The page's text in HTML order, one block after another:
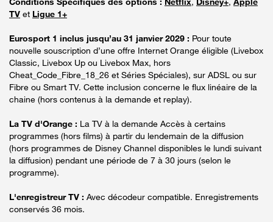
TV et Ligue 1+
Eurosport 1 inclus jusqu’au 31 janvier 2029 : Pour toute
nouvelle souscription d’une offre Internet Orange éligible (Livebox
Classic, Livebox Up ou Livebox Max, hors
Cheat_Code_Fibre_18_26 et Séries Spéciales), sur ADSL ou sur
Fibre ou Smart TV. Cette inclusion concerne le flux linéaire de la
chaine (hors contenus à la demande et replay).
La TV d'Orange : La TV à la demande Accès à certains
programmes (hors films) à partir du lendemain de la diffusion
(hors programmes de Disney Channel disponibles le lundi suivant
la diffusion) pendant une période de 7 à 30 jours (selon le
programme).
L'enregistreur TV : Avec décodeur compatible. Enregistrements
conservés 36 mois.